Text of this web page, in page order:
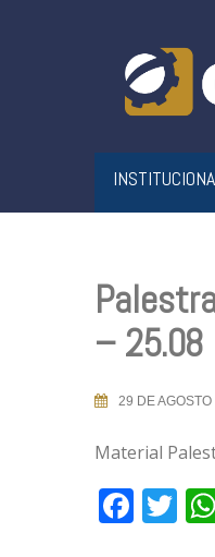
– 25.08
29 DE
Material